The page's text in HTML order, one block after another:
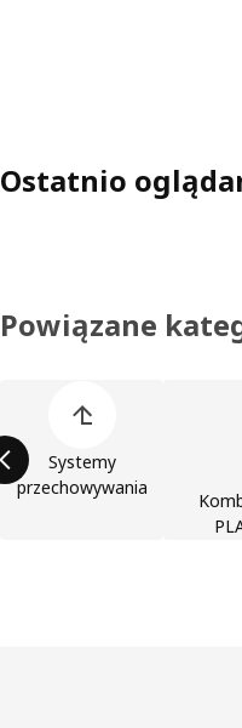
Ostatnio
Powiązane
Systemy
przechowywania